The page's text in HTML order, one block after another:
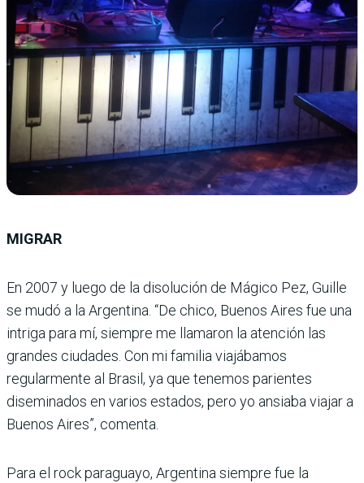
MIGRAR
En 2007 y luego de la disolución de Mágico Pez, Guille
se mudó a la Argentina. “De chico, Buenos Aires fue una
intriga para mí, siempre me llamaron la atención las
grandes ciudades. Con mi familia viajábamos
regularmente al Brasil, ya que tenemos parientes
diseminados en varios estados, pero yo ansiaba viajar a
Buenos Aires”, comenta.
Para el rock paraguayo, Argentina siempre fue la